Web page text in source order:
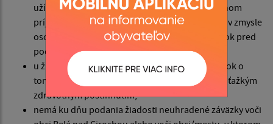
užívaním bytu doloženým potvrdením o aktuálnom
príjme všetkých spoločne posudzovaných osôb v zmysle
osobitného predpisu za posledný kalendárny rok pred
podaním žiadosti,
u žiadateľov o bezbariérový nájomný byt posudok o
tom, že žiadateľ alebo člen rodiny je občanom s ťažkým
zdravotným postihnutím,
nemá ku dňu podania žiadosti neuhradené záväzky voči